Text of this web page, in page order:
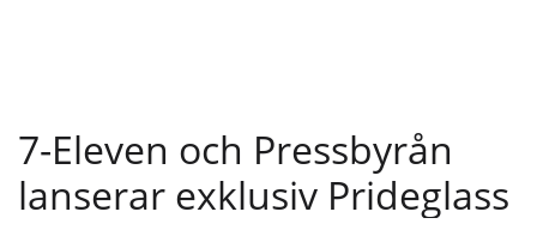
7-Eleven och Pressbyrån
lanserar exklusiv Prideglass